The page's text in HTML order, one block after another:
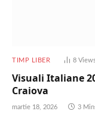
TIMP LIBER 8
Visuali Italiane
Craiova
martie 18, 2026 3